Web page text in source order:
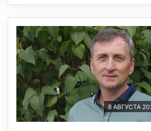
8 АВГУСТА